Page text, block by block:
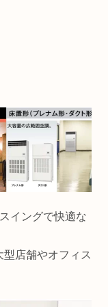
イングで快適な
店舗やオフィス